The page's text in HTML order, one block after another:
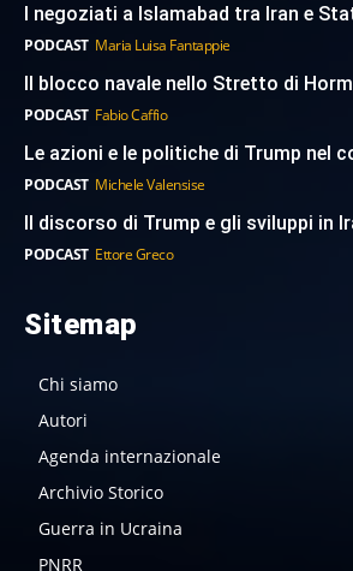
I negoziati a Islamabad tra Iran e
PODCAST Maria Luisa Fantappie
Il blocco navale nello Stretto di
PODCAST Fabio Caffio
Le azioni e le politiche di Trump nel
PODCAST Michele Valensise
Il discorso di Trump e gli sviluppi in
PODCAST Ettore Greco
Sitemap
Chi siamo
Autori
Agenda internazionale
Archivio Storico
Guerra in Ucraina
PNRR